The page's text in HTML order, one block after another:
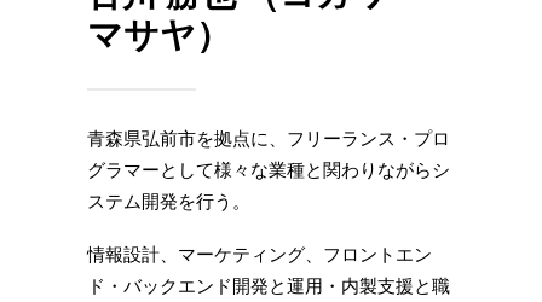
マサヤ）
⻘森県弘前市を拠点に、フリーランス・プロ
グラマーとして様々な業種と関わりながらシ
ステム開発を⾏う。
情報設計、マーケティング、フロントエン
ド・バックエンド開発と運用・内製支援と職